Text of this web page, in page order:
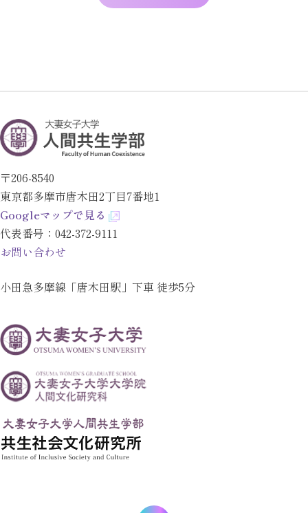
〒206-8540
東京都多摩市唐木田2丁目7番地1
Googleマップで見る
代表番号： 042-372-9111
お問い合わせ
小田急多摩線「唐木田駅」下車 徒歩5分